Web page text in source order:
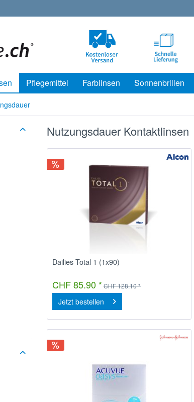
Pflegemittel Farblinsen Sonnenbrillen
Nutzungsdauer Kontaktlinsen
Dailies Total 1 (1x90)
CHF 85.90 * CHF 128.10 *
Jetzt bestellen